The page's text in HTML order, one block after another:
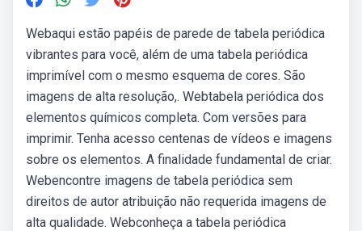
Webaqui estão papéis de parede de tabela periódica
vibrantes para você, além de uma tabela periódica
imprimível com o mesmo esquema de cores. São
imagens de alta resolução,. Webtabela periódica dos
elementos químicos completa. Com versões para
imprimir. Tenha acesso centenas de vídeos e imagens
sobre os elementos. A finalidade fundamental de criar.
Webencontre imagens de tabela periódica sem
direitos de autor atribuição não requerida imagens de
alta qualidade. Webconheça a tabela periódica